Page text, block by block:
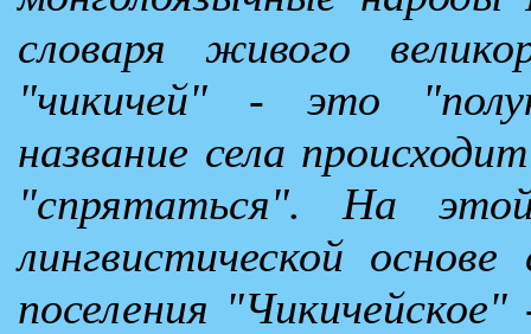
словаря живого
"чикичей" - это
название села
"спрятаться". На
лингвистической основе
поселения